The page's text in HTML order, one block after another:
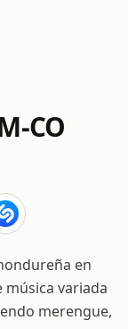
CO
en
música variada
merengue,